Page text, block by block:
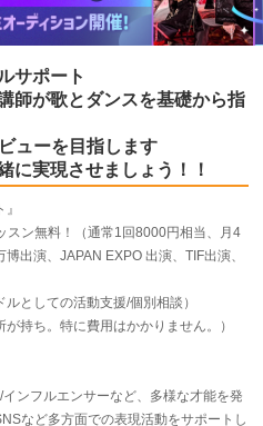
サポート
師が歌とダンスを基礎から指
ューを目指します
に実現させましょう！！
ン無料！（通常1回8000円相当、月4
出演、JAPAN EXPO 出演、TIF出演、
としての活動支援/個別相談）
持ち。特に費用はかかりません。）
ンフルエンサーなど、多様な才能を発
など多方面での表現活動をサポートし